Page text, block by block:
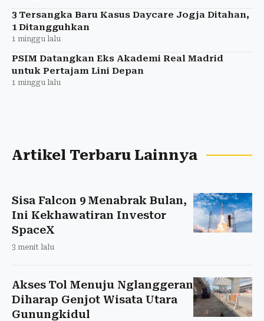
3 Tersangka Baru Kasus Daycare Jogja Ditahan,
1 Ditangguhkan
1 minggu lalu
PSIM Datangkan Eks Akademi Real Madrid
untuk Pertajam Lini Depan
1 minggu lalu
Artikel Terbaru Lainnya
Sisa Falcon 9 Menabrak Bulan,
Ini Kekhawatiran Investor
SpaceX
3 menit lalu
Akses Tol Menuju Nglanggeran
Diharap Genjot Wisata Utara
Gunungkidul